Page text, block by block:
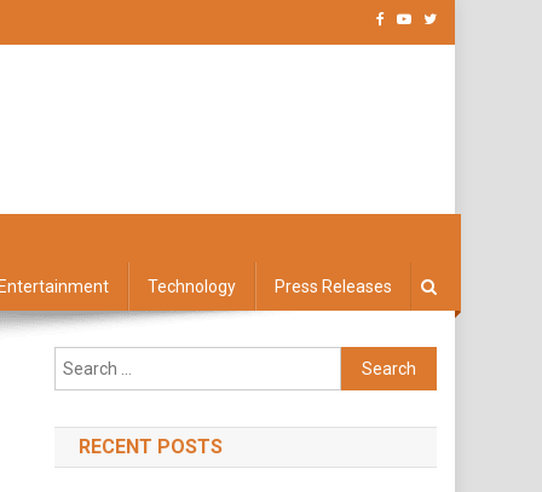
Technology Press Releases
Search
for:
RECENT POSTS